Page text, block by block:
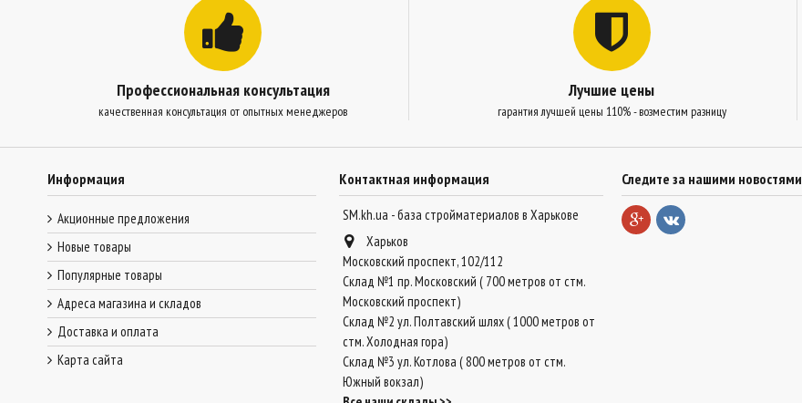
Профессиональная консультация
качественная консультация от опытных менеджеров
Лучшие цены
гарантия лучшей цены 110% - возместим разницу
Информация
Акционные предложения
Новые товары
Популярные товары
Адреса магазина и складов
Доставка и оплата
Карта сайта
Контактная информация
SM.kh.ua - база стройматериалов в Харькове
Харьков
Московский проспект, 102/112
Склад №1 пр. Московский ( 700 метров от стм.
Московский проспект)
Склад №2 ул. Полтавский шлях ( 1000 метров от
стм. Холодная гора)
Склад №3 ул. Котлова ( 800 метров от стм.
Южный вокзал)
Следите за нашими новостями